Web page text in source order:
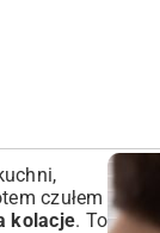
czułem
kolacje. To